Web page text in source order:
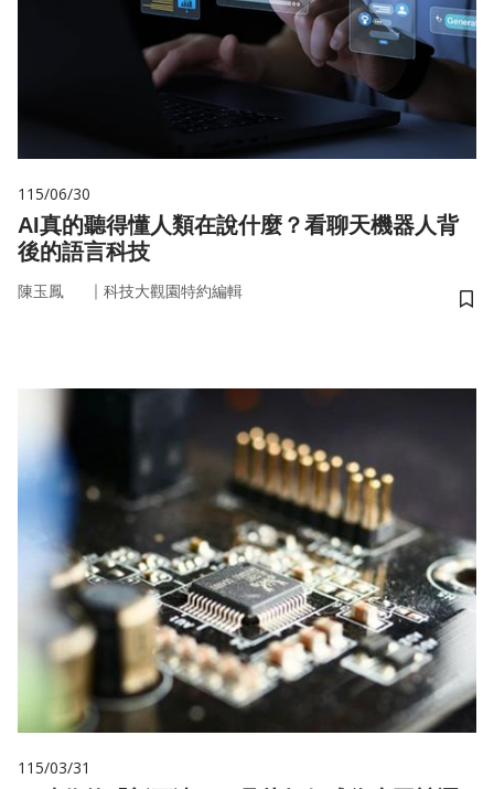
115/06/30
AI真的聽得懂人類在說什麼？看聊天機器人背
後的語言科技
陳玉鳳 ｜ 科技大觀園特約編輯
儲
115/03/31